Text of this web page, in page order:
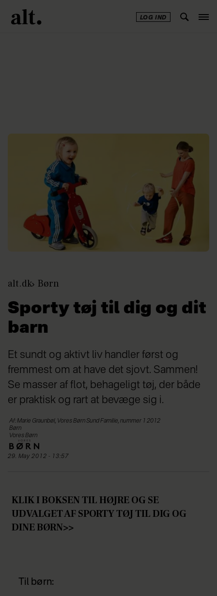
LOG IND
alt.dk Børn
Sporty tøj til dig og dit
barn
Et sundt og aktivt liv handler først og
fremmest om at have det sjovt. Sammen!
Se masser af flot, behageligt tøj, der både
er praktisk og rart at bevæge sig i.
Af: Marie Graunbøl, Vores Børn Sund Familie, nummer 1 2012
Børn
Vores Børn
29. May 2012 - 13:57
KLIK I BOKSEN TIL HØJRE OG SE
UDVALGET AF SPORTY TØJ TIL DIG OG
DINE BØRN>>
Til børn: